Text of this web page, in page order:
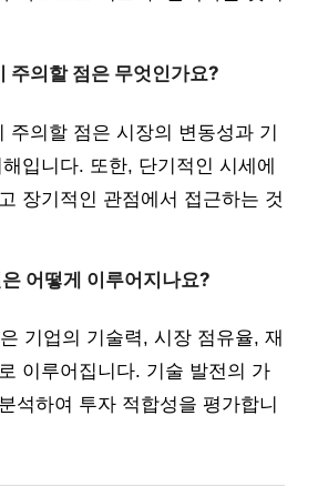
주의할 점은 무엇인가요?
주의할 점은 시장의 변동성과 기
입니다. 또한, 단기적인 시세에
장기적인 관점에서 접근하는 것
어떻게 이루어지나요?
기업의 기술력, 시장 점유율, 재
이루어집니다. 기술 발전의 가
석하여 투자 적합성을 평가합니